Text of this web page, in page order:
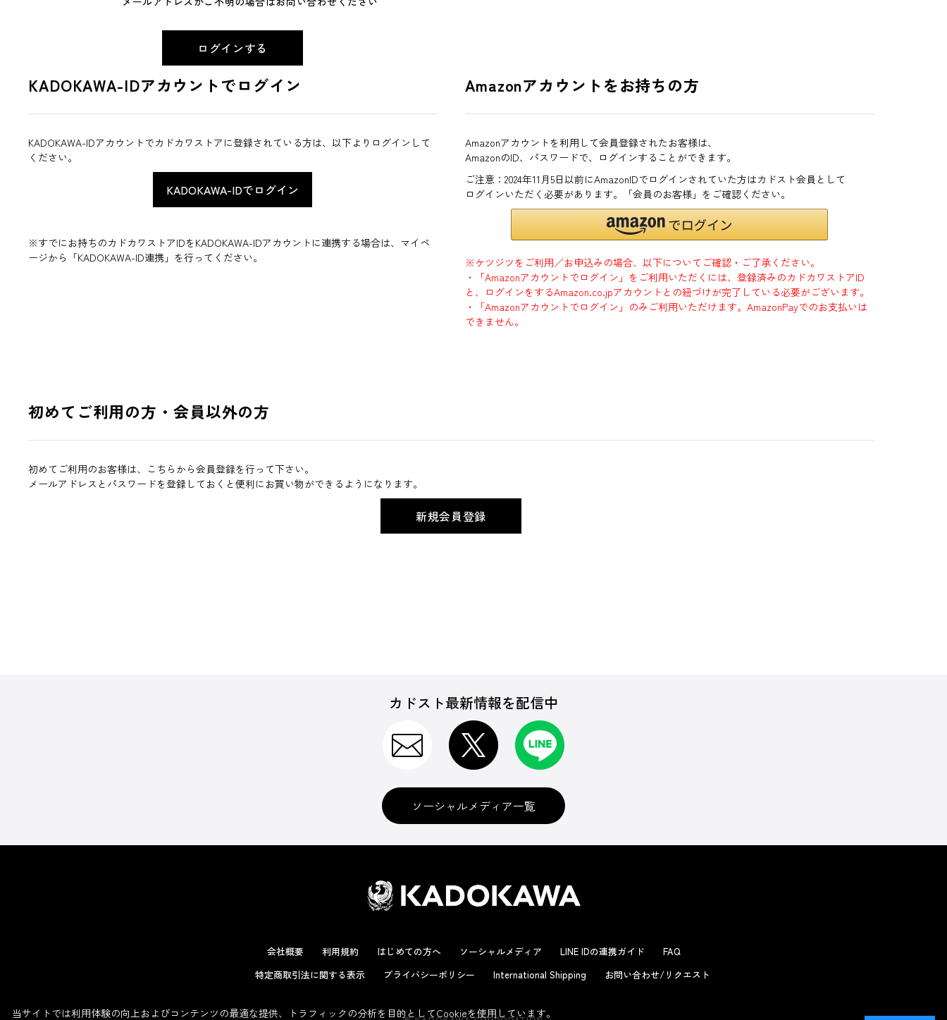
KADOKAWA-IDアカウントでログイン
KADOKAWA-IDアカウントでカドカワストアに登録されている方は、以下よりログインして
ください。
※すでにお持ちのカドカワストアIDをKADOKAWA-IDアカウントに連携する場合は、マイペ
ージから「KADOKAWA-ID連携」を行ってください。
Amazonアカウントをお持ちの方
Amazonアカウントを利用して会員登録されたお客様は、
AmazonのID、パスワードで、ログインすることができます。
ご注意：2024年11月5日以前にAmazonIDでログインされていた方はカドスト会員として
ログインいただく必要があります。「会員のお客様」をご確認ください。
※ケツジツをご利用／お申込みの場合、以下についてご確認・ご了承ください。
・「Amazonアカウントでログイン」をご利用いただくには、登録済みのカドカワストアID
と、ログインをするAmazon.co.jpアカウントとの紐づけが完了している必要がございます。
・「Amazonアカウントでログイン」のみご利用いただけます。AmazonPayでのお支払いは
できません。
初めてご利用の方・会員以外の方
初めてご利用のお客様は、こちらから会員登録を行って下さい。
メールアドレスとパスワードを登録しておくと便利にお買い物ができるようになります。
カドスト最新情報を配信中
ソーシャルメディア一覧
会社概要 利用規約 はじめての方へ ソーシャルメディア LINE IDの連携ガイド
FAQ
特定商取引法に関する表示
プライバシーポリシー International Shipping お問い合わせ/リクエスト
当サイトでは利用体験の向上およびコンテンツの最適な提供、トラフィックの分析を目的としてCookieを使用しています。